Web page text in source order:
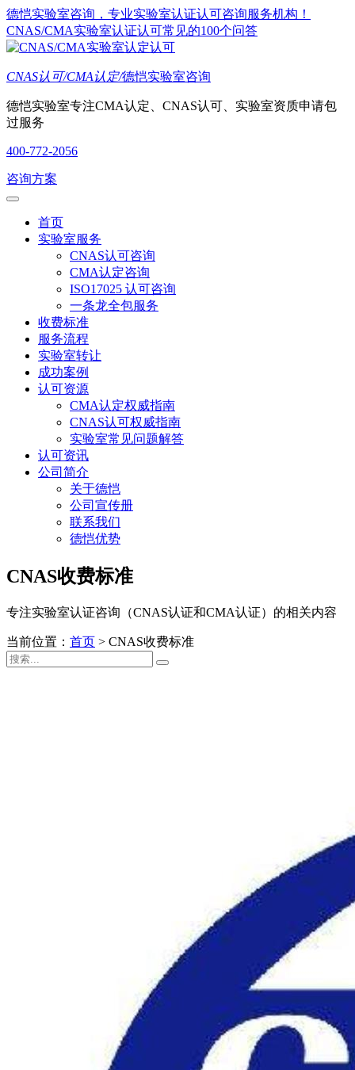
德恺实验室咨询，专业实验室认证认可咨询服务机构！
CNAS/CMA实验室认证认可常见的100个问答
CNAS认可/CMA认定/德恺实验室咨询
德恺实验室专注CMA认定、CNAS认可、实验室资质申请包
过服务
400-772-2056
咨询方案
首页
实验室服务
CNAS认可咨询
CMA认定咨询
ISO17025 认可咨询
一条龙全包服务
收费标准
服务流程
实验室转让
成功案例
认可资源
CMA认定权威指南
CNAS认可权威指南
实验室常见问题解答
认可资讯
公司简介
关于德恺
公司宣传册
联系我们
德恺优势
CNAS收费标准
专注实验室认证咨询（CNAS认证和CMA认证）的相关内容
当前位置： 首页 > CNAS收费标准